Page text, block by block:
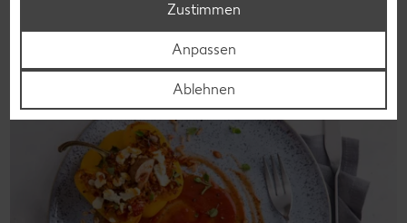
Rezepte entdecken
Zustimmen
Anpassen
Ablehnen